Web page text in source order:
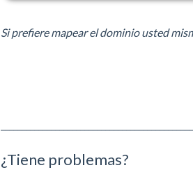
Si prefiere mapear el dominio usted
¿Tiene problemas?